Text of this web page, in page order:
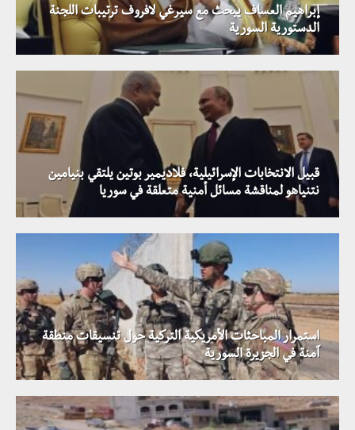
إبراهيم العساف يبحث مع سيرغي لافروف ترتيبات اللجنة
الدستورية السورية
قبيل الانتخابات الإسرائيلية، فلاديمير بوتين يلتقي بنيامين
نتنياهو لمناقشة مسائل أمنية متعلقة في سوريا
استمرار المباحثات الأمريكية التركية حول تنسيقات منطقة
آمنة في الجزيرة السورية